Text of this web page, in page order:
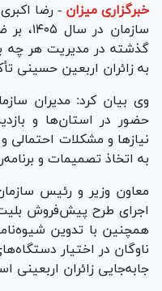
خبرگزاری میزان - رضا
سازمان
گذشته در مدیریت هر چه
به زائران اربعین حسینی
وی بیان کرد: مدیران
حضور در استان‌ها و
نیاز‌ها و مشکلات احتمالی
به اتخاذ تصمیمات و
معاون وزیر و رئیس
اجرای طرح پیش‌فروش
همچنین با تدوین
ناوگان در اختیار
جابه‌جایی زائران اربعینی